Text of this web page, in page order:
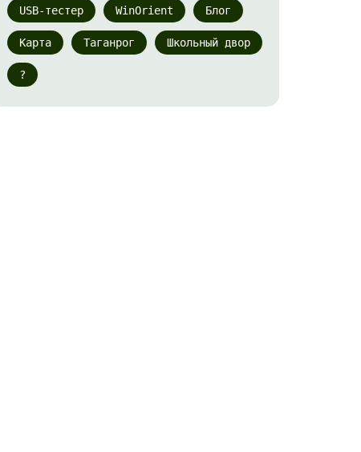
USB-тестер WinOrient Блог
Карта Таганрог Школьный двор
?